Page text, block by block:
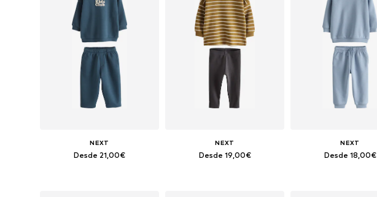
NEXT
Desde 21,00€
NEXT
Desde 19,00€
NEXT
Desde 18,00€